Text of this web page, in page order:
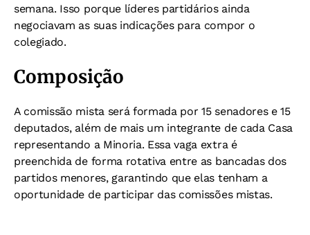
semana. Isso porque líderes partidários ainda
negociavam as suas indicações para compor o
colegiado.
Composição
A comissão mista será formada por 15 senadores e 15
deputados, além de mais um integrante de cada Casa
representando a Minoria. Essa vaga extra é
preenchida de forma rotativa entre as bancadas dos
partidos menores, garantindo que elas tenham a
oportunidade de participar das comissões mistas.